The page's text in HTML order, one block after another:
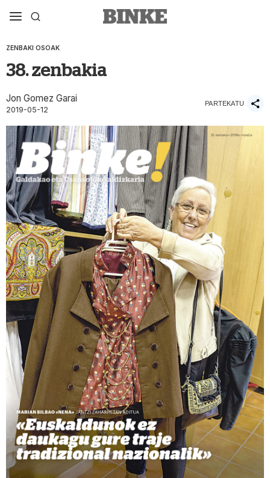
ZENBAKI OSOAK
38. zenbakia
Jon Gomez Garai
2019-05-12
PARTEKATU